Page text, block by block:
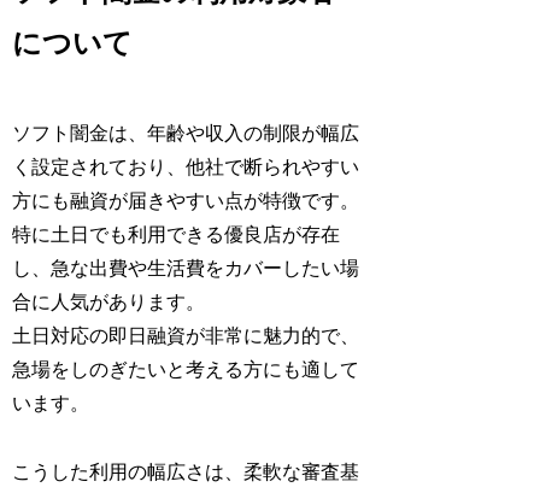
について
ソフト闇金は、年齢や収入の制限が幅広
く設定されており、他社で断られやすい
方にも融資が届きやすい点が特徴です。
特に土日でも利用できる優良店が存在
し、急な出費や生活費をカバーしたい場
合に人気があります。
土日対応の即日融資が非常に魅力的で、
急場をしのぎたいと考える方にも適して
います。
こうした利用の幅広さは、柔軟な審査基